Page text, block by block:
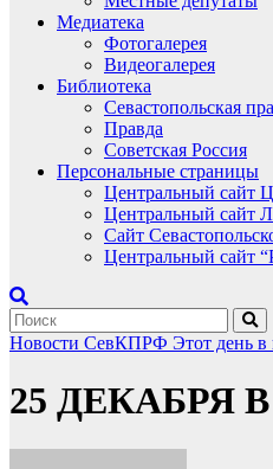
Медиатека
Фотогалерея
Видеогалерея
Библиотека
Севастопольская
Правда
Советская Россия
Персональные страницы
Центральный
Центральный
Сайт
Центральный сайт
Новости СевКПРФ Этот день в
25 ДЕКАБРЯ